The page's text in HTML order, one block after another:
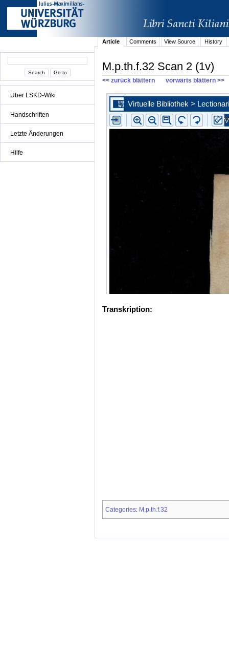
Über LSKD-Wiki
Handschriften
Letzte Änderungen
Hilfe
Article Comments View Source History
M.p.th.f.32 Scan 2 (1v)
<< zurück blättern vorwärts blättern >>
Transkription:
Categories: M.p.th.f.32